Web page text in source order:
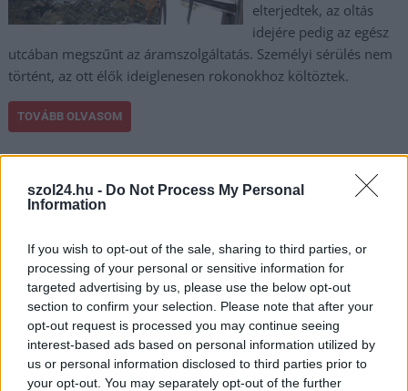
szol24.hu - Do Not Process My Personal
Information
If you wish to opt-out of the sale, sharing to third parties, or
processing of your personal or sensitive information for
targeted advertising by us, please use the below opt-out
section to confirm your selection. Please note that after your
opt-out request is processed you may continue seeing
interest-based ads based on personal information utilized by
us or personal information disclosed to third parties prior to
your opt-out. You may separately opt-out of the further
elterjedtek, az oltás
idejére pedig az egész
utcában megszűnt az áramszolgáltatás. Személyi sérülés nem
történt, az ott élők ideiglenesen rokonokhoz költöztek.
TOVÁBB OLVASOM
Kék hírek Karácsony,Karcag,katasztrófavédelem,lakástűz,tűzeset
Szolnok: tűz ütött ki a 24 emeletesben
2025.12.23. Kiss Lajos
Egy lakástűz miatt
vonult ki egy komoly
tűzoltó armada
Szolnokon a
huszonnégy emeletes
épülethez. Nem indult